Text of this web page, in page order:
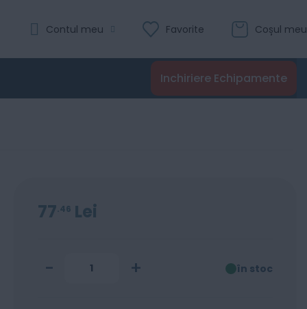
Coșul meu
Favorite
Contul meu
Inchiriere Echipamente
77 46 Lei
- + în stoc
Evaluare:
0
% of 100
Recenzii
Adaugă în coș